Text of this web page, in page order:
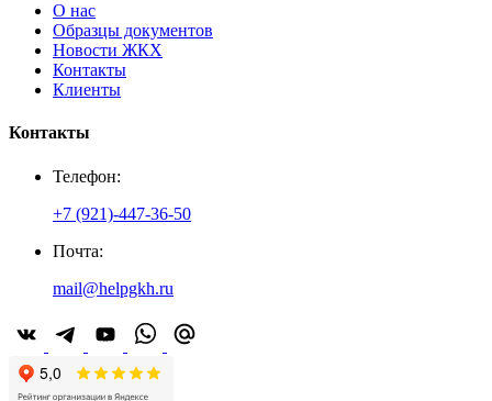
О нас
Образцы документов
Новости ЖКХ
Контакты
Клиенты
Контакты
Телефон:
+7 (921)-447-36-50
Почта:
mail@helpgkh.ru